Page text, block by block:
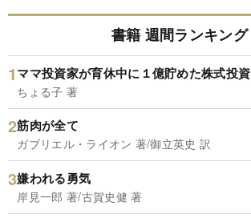
書籍 週間ランキング
ママ投資家が育休中に１億貯めた株式投資
ちょる子 著
筋肉が全て
ガブリエル・ライオン 著/御立英史 訳
嫌われる勇気
岸見一郎 著/古賀史健 著